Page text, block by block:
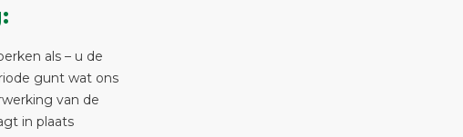
als – u de
gunt wat ons
van de
in plaats